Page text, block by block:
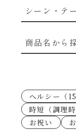
穀物類
シーン・テ
なんでも南
考えるな、
商品名から
あえるハコ
あえるハコ
ヘルシー（
時短（調理
お祝い